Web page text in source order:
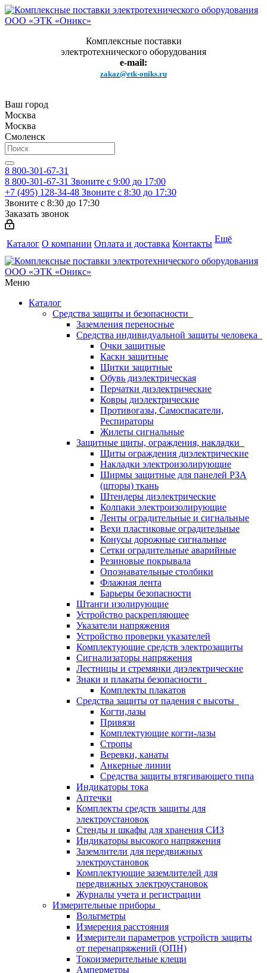
Комплексные поставки
электротехнического оборудования
e-mail:
zakaz@etk-oniks.ru
Ваш город
Москва
Москва
Смоленск
8 800-301-67-31
8 800-301-67-31 Звоните с 9:00 до 17:00
+7 (495) 128-34-48 Звоните с 8:30 до 17:30
Звоните с 8:30 до 17:30
Заказать звонок
Каталог О компании Оплата и доставка Контакты Ещё
Меню
Каталог
Средства защиты и безопасности
Заземления переносные
Средства индивидуальной защиты человека
Очки защитные
Каски защитные
Щитки защитные
Обувь диэлектрическая
Перчатки диэлектрические
Ковры диэлектрические
Противогазы, Самоспасатели,
Респираторы
Жилеты сигнальные
Защитные щиты, ограждения, накладки
Щиты ограждения диэлектрические
Накладки электроизолирующие
Ширмы защитные для панелей РЗА
(шторы) ткань
Штендеры диэлектрические
Колпаки электроизолирующие
Ленты оградительные и сигнальные
Вехи пластиковые оградительные
Конусы дорожные сигнальные
Сетки оградительные аварийные
Резиновые покрывала
Опознавательные столбики
Флажная лента
Барьеры безопасности
Штанги изолирующие
Устройство раскрепляющее
Указатели напряжения
Устройство проверки указателей
Комплектующие средств электрозащиты
Сигнализаторы напряжения
Лестницы и стремянки диэлектрические
Знаки и плакаты безопасности
Комплекты плакатов
Средства защиты от падения с высоты
Когти,лазы
Привязи
Комплектующие когти-лазы
Стропы
Веревки, канаты
Анкерные линии
Средства защиты втягивающего типа
Индикаторы тока
Аптечки
Комплекты средств защиты для
электроустановок
Стенды и шкафы для хранения СИЗ
Индикаторы высокого напряжения
Заземлители для передвижных
электроустановок
Комплектующие заземлителей для
передвижных электроустановок
Журналы учета и регистрации
Измерительные приборы
Вольтметры
Измерения расстояния
Измерители параметров устройств защиты
от перенапряжений (ОПН)
Токоизмерительные клещи
Амперметры